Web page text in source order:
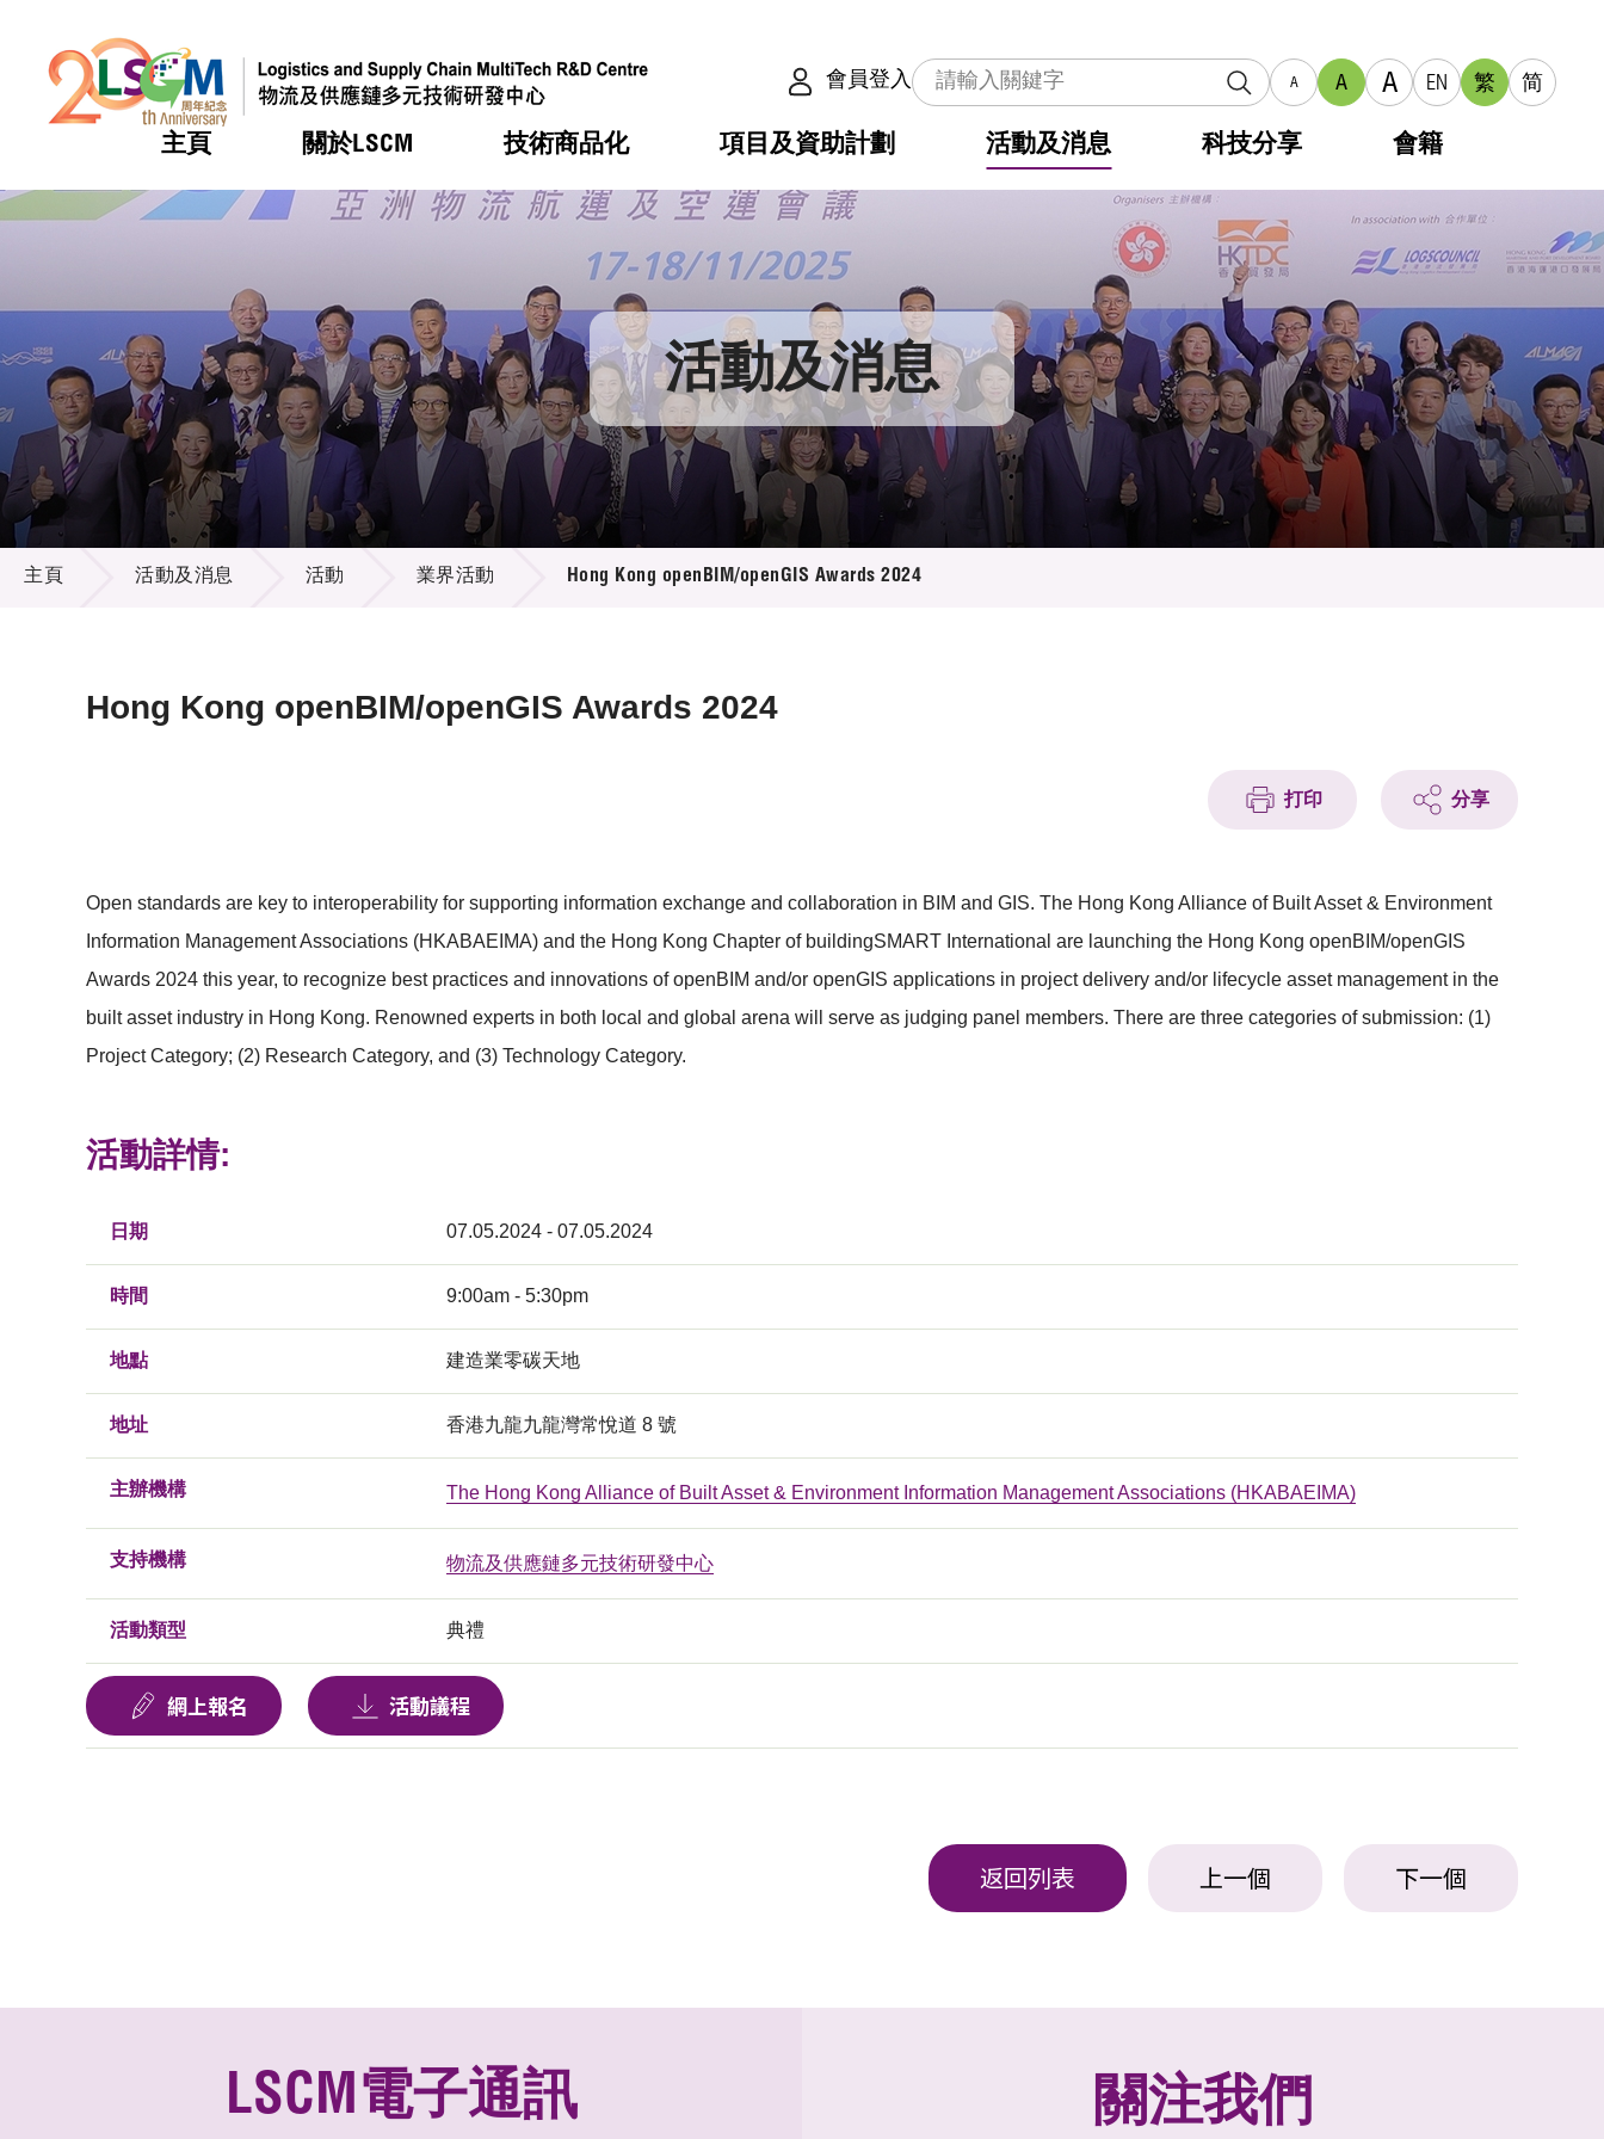
會員登入 A A A EN 繁 简
主頁 關於LSCM
熱門 機構簡介
組織架構
組織架構
董事局
研究顧問
招標通告
技術商品化
熱門 服務
可獲授權之技術
應用於公共服務之創新技術
重點項目
項目及資助計劃
熱門 合作計劃
資助計劃
資助計劃
稅務優惠
申請
評審
徵求研發項目計劃書
項目資料庫
活動及消息
熱門 活動
獎項
新聞中心
媒體報導
新聞稿
資訊中心
多媒體
出版刊物
科技分享 會籍
熱門 會籍及服務
會員列表
會員登入 活動及消息
活動及消息
主頁 活動及消息 活動 業界活動 Hong Kong openBIM/openGIS Awards 2024
Hong Kong openBIM/openGIS Awards 2024
打印 分享
Open standards are key to interoperability for supporting information exchange and collaboration in BIM and GIS. The Hong Kong Alliance of Built Asset & Environment
Information Management Associations (HKABAEIMA) and the Hong Kong Chapter of buildingSMART International are launching the Hong Kong openBIM/openGIS
Awards 2024 this year, to recognize best practices and innovations of openBIM and/or openGIS applications in project delivery and/or lifecycle asset management in the
built asset industry in Hong Kong. Renowned experts in both local and global arena will serve as judging panel members. There are three categories of submission: (1)
Project Category; (2) Research Category, and (3) Technology Category.
活動詳情:
日期 07.05.2024 - 07.05.2024
時間 9:00am - 5:30pm
地點 建造業零碳天地
地址 香港九龍九龍灣常悅道 8 號
主辦機構 The Hong Kong Alliance of Built Asset & Environment Information Management Associations (HKABAEIMA)
支持機構 物流及供應鏈多元技術研發中心
活動類型 典禮
網上報名 活動議程
返回列表 上一個 下一個
LSCM電子通訊 關注我們